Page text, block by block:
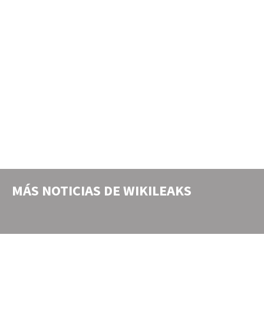
MÁS NOTICIAS DEWIKILEAKS